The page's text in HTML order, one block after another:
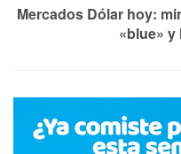
Mercados Dólar hoy:
«blue»